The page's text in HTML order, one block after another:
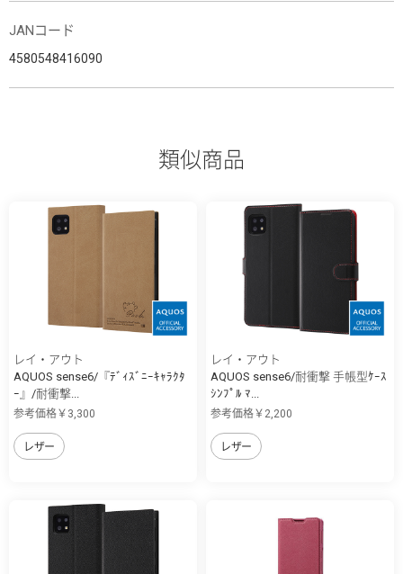
JANコード
4580548416090
類似商品
レイ・アウト
AQUOS sense6/『ﾃﾞｨｽﾞﾆｰｷｬﾗｸﾀ
ｰ』/耐衝撃...
参考価格￥3,300
レザー
レイ・アウト
AQUOS sense6/耐衝撃 手帳型ｹｰｽ
ｼﾝﾌﾟﾙ ﾏ...
参考価格￥2,200
レザー